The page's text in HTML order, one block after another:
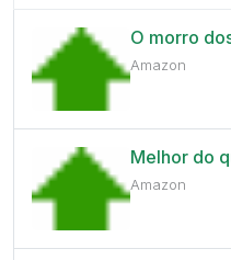
O morro
Amazon
Melhor do
Amazon